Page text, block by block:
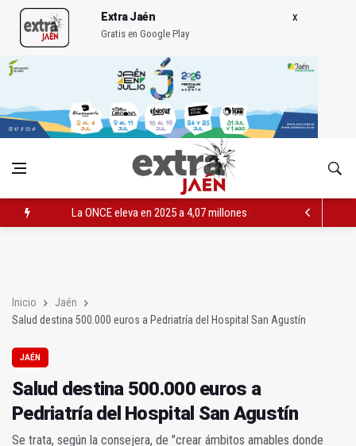
Extra Jaén
Gratis en Google Play
La ONCE eleva en 2025 a 4,07 millones su inversión social en
Inicio
Jaén
Salud destina 500.000 euros a Pedriatría del Hospital San Agustín
JAÉN
Salud destina 500.000 euros a
Pedriatría del Hospital San Agustín
Se trata, según la consejera, de "crear ámbitos amables donde